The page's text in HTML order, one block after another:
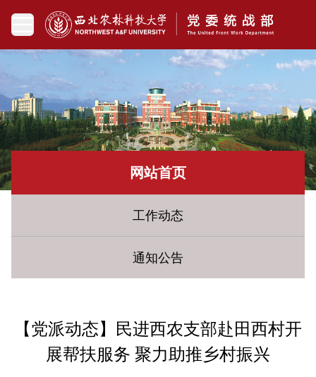
网站首页
工作动态
通知公告
【党派动态】民进西农支部赴田西村开
展帮扶服务 聚力助推乡村振兴